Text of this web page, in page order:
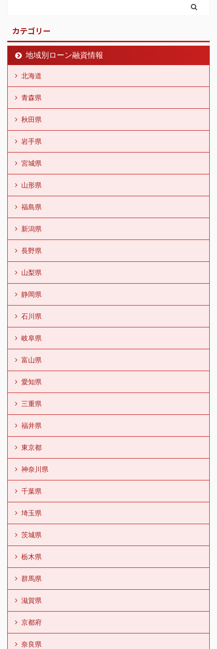
カテゴリー
地域別ローン融資情報
北海道
青森県
秋田県
岩手県
宮城県
山形県
福島県
新潟県
長野県
山梨県
静岡県
石川県
岐阜県
富山県
愛知県
三重県
福井県
東京都
神奈川県
千葉県
埼玉県
茨城県
栃木県
群馬県
滋賀県
京都府
奈良県